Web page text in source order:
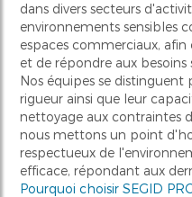
dans divers secteurs
environnements sensibles
espaces commerciaux,
et de répondre aux
Nos équipes se distinguent
rigueur ainsi que leur
nettoyage aux contraintes
nous mettons un point
respectueux de
efficace, répondant aux
Pourquoi choisir SEGID